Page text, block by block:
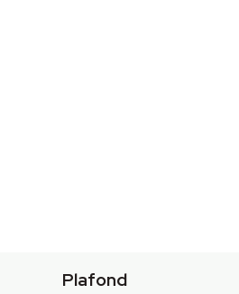
Plafond